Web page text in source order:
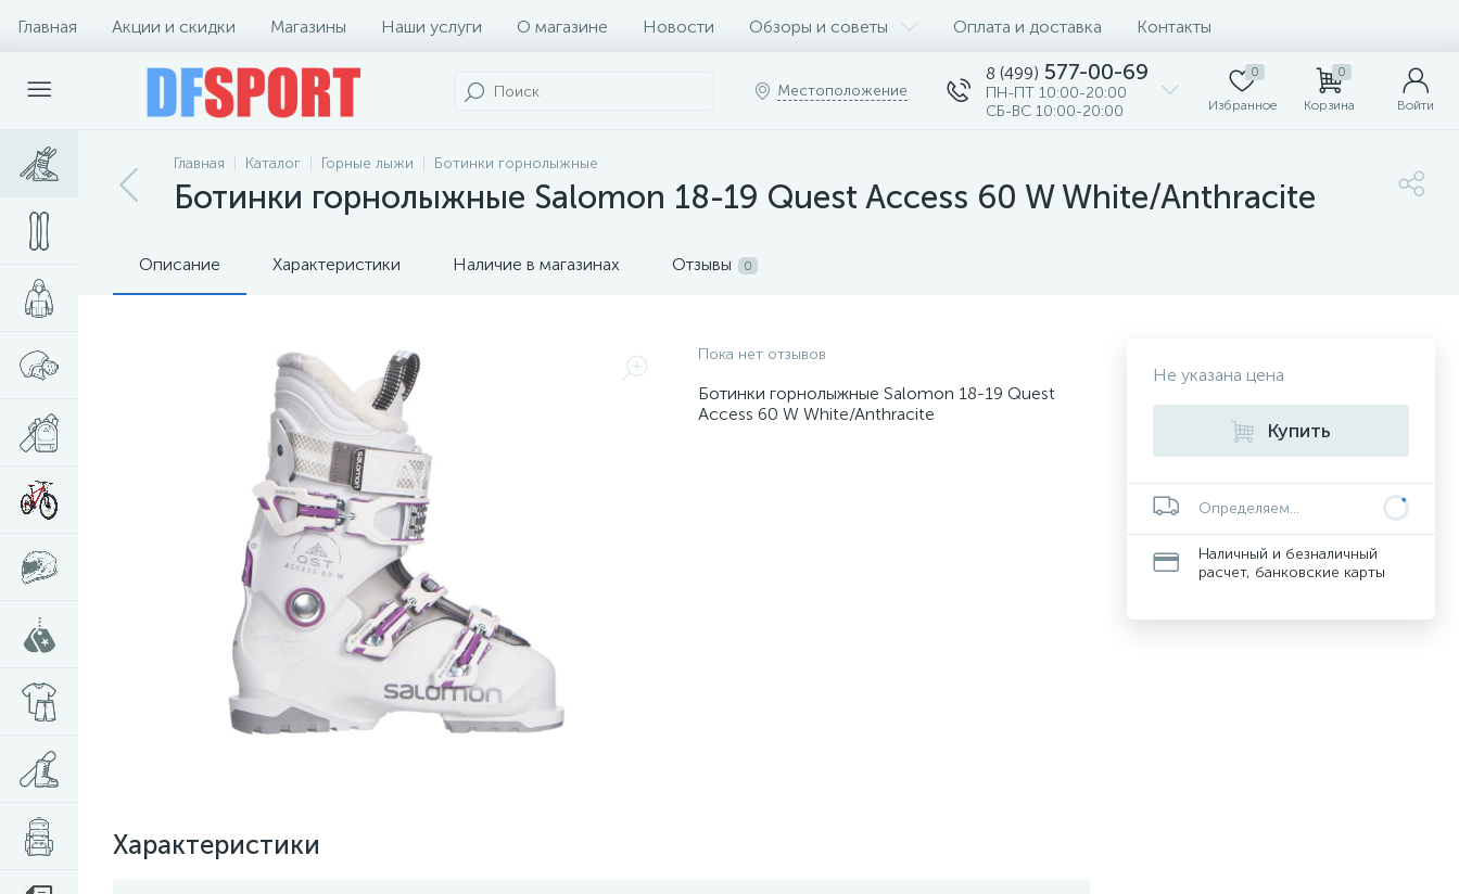
Главная Акции и скидки Магазины Наши услуги О магазине Новости Обзоры и советы Оплата и доставка Контакты
Местоположение
8 (499) 577-00-69
ПН-ПТ 10:00-20:00
СБ-ВС 10:00-20:00
0
Избранное
0
Корзина Войти
Главная Каталог Горные лыжи Ботинки горнолыжные
Ботинки горнолыжные Salomon 18-19 Quest Access 60 W White/Anthracite
Описание Характеристики Наличие в магазинах Отзывы 0
Пока нет отзывов
Ботинки горнолыжные Salomon 18-19 Quest
Access 60 W White/Anthracite
Характеристики
Не указана цена
Купить
Определяем...
Наличный и безналичный
расчет, банковские карты